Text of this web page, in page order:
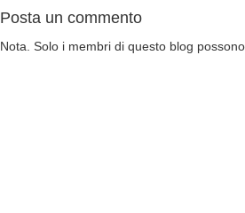
Posta un commento
Nota. Solo i membri di questo blog